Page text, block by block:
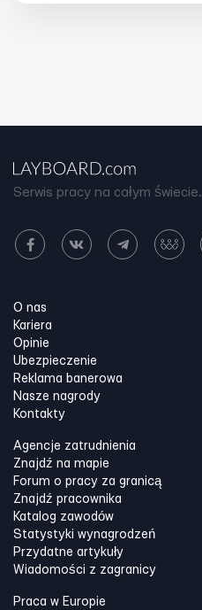
Serwis pracy na całym świecie.
O nas
Kariera
Opinie
Ubezpieczenie
Reklama banerowa
Nasze nagrody
Kontakty
Agencje zatrudnienia
Znajdź na mapie
Forum o pracy za granicą
Znajdź pracownika
Katalog zawodów
Statystyki wynagrodzeń
Przydatne artykuły
Wiadomości z zagranicy
Praca w Europie